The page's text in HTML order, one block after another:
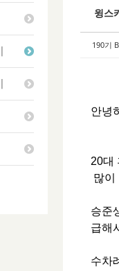
윙스
190기
안녕
20대
많이
승준
급해
수차